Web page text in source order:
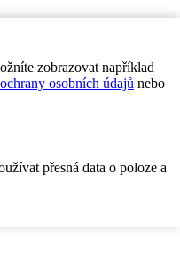
zobrazovat například
osobních údajů nebo
přesná data o poloze a